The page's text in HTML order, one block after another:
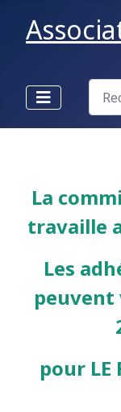
La
travaille
Les
peuvent
pour LE